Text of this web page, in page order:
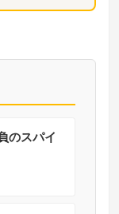
のスパイ